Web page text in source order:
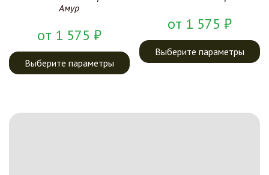
Амур
от 1 575 ₽
Выберите параметры
от 1 575₽
Выберите параметры